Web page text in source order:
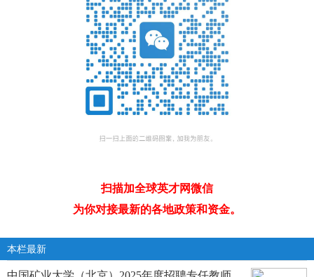
扫描加全球英才网微信
为你对接最新的各地政策和资金。
本栏最新